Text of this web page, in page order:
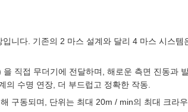
니다. 기존의 2 마스 설계와 달리 4 마스 시스템
직접 무더기에 전달하며, 해로운 측면 진동과
의 수명 연장, 더 부드럽고 정확한 작동.
구동되며, 단위는 최대 20m / min의 최대 크라